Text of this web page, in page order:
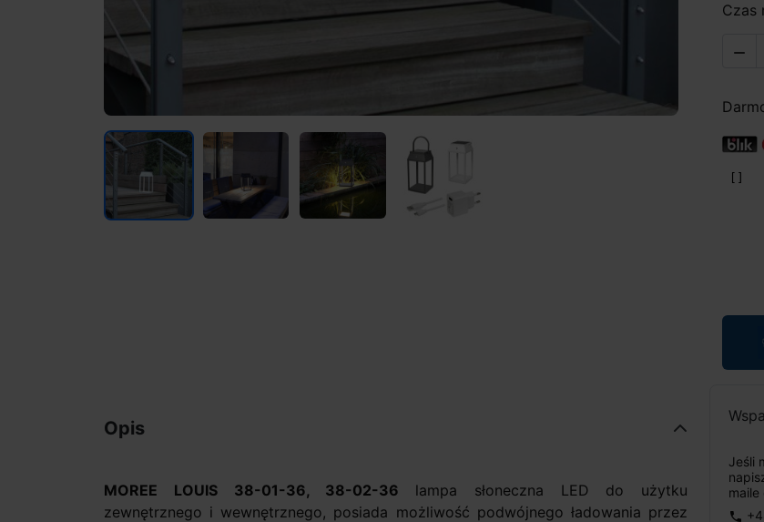
Czas

Jeśli
phone
Opis
MOREE LOUIS 38-01-36, 38-02-36 lampa słoneczna LED do użytku
zewnętrznego i wewnętrznego, posiada możliwość podwójnego ładowania przez